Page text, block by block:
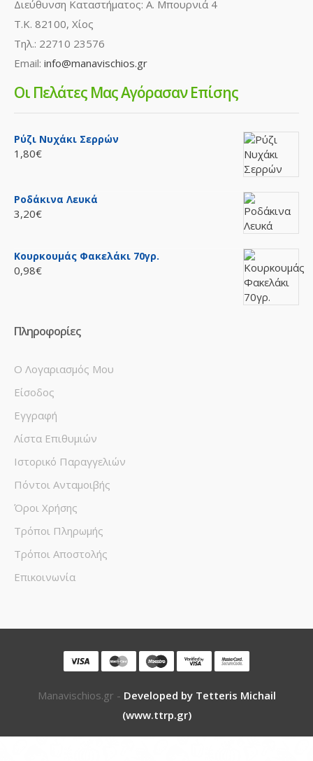
Ποσθήκη στη λίστα επιθυμιών
Διεύθυνση Καταστήματος: Α. Μπουρνιά 4
Τ.Κ. 82100, Χίος
Τηλ.: 22710 23576
Email: info@manavischios.gr
Οι Πελάτες Μας Αγόρασαν Επίσης
Ρύζι Νυχάκι Σερρών
1,80€
Ροδάκινα Λευκά
3,20€
Κουρκουμάς Φακελάκι 70γρ.
0,98€
Πληροφορίες
Ο Λογαριασμός Μου
Είσοδος
Εγγραφή
Λίστα Επιθυμιών
Ιστορικό Παραγγελιών
Πόντοι Ανταμοιβής
Όροι Χρήσης
Τρόποι Πληρωμής
Τρόποι Αποστολής
Επικοινωνία
Manavischios.gr - Developed by Tetteris Michail
(www.ttrp.gr)